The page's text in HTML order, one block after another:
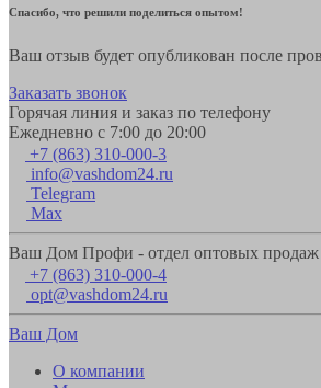
Спасибо, что решили поделиться опытом!
Ваш отзыв будет опубликован после
Заказать звонок
Горячая линия и заказ по телефону
Ежедневно с 7:00 до 20:00
+7 (863) 310-000-3
info@vashdom24.ru
Telegram
Max
Ваш Дом Профи - отдел оптовых продаж
+7 (863) 310-000-4
opt@vashdom24.ru
Ваш Дом
О компании